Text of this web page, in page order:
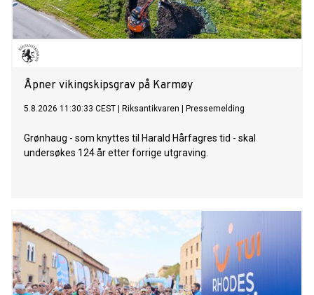
Åpner vikingskipsgrav på Karmøy
5.8.2026 11:30:33 CEST Riksantikvaren Pressemelding
Grønhaug - som knyttes til Harald Hårfagres tid - skal
undersøkes 124 år etter forrige utgraving.